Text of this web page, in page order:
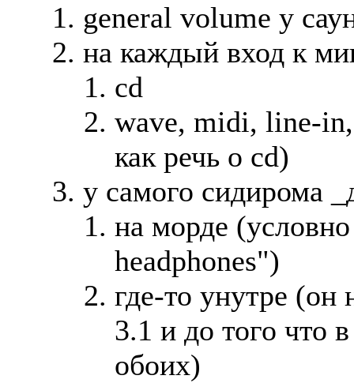
general volume у
на каждый вход к
cd
wave, midi, line-in,
как речь о cd)
у самого сидирома
на морде
headphones")
где-то унутре (он
3.1 и до того что
обоих)